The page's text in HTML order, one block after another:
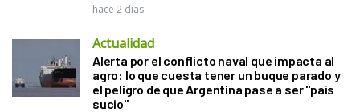
hace 2 días
Actualidad
Alerta por el conflicto naval que impacta al
agro: lo que cuesta tener un buque parado y
el peligro de que Argentina pase a ser "país
sucio"